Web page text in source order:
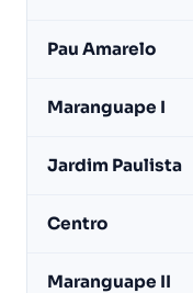
bairro
base
Pau Amarelo
Maranguape I
Jardim Paulista
Centro
Maranguape II